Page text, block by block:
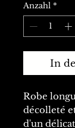
Anzahl *
In
Robe
décolleté
d'un